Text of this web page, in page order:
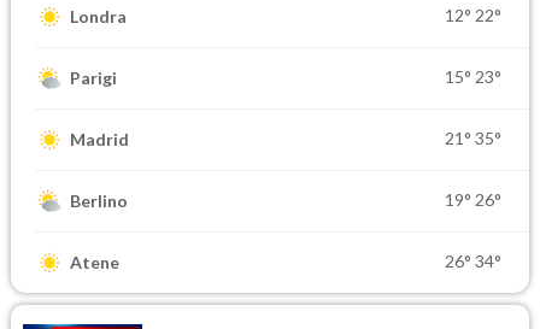
Londra 12° 22°
Parigi 15° 23°
Madrid 21° 35°
Berlino 19° 26°
Atene 26° 34°